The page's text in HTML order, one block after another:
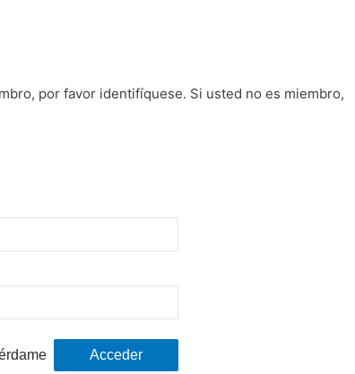
por favor identifíquese. Si usted no es miembro,